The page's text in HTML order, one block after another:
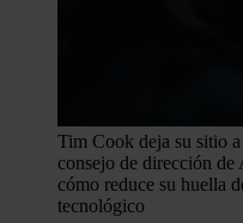
Tim Cook deja su sitio
consejo de dirección
cómo reduce su huella
tecnológico